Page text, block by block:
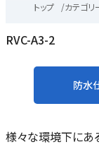
トップ /カテゴリ
RVC-A3-2
防水
様々な環境下にあ